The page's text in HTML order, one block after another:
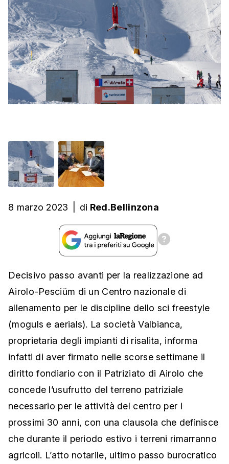
8 marzo 2023 di Red.Bellinzona
Decisivo passo avanti per la realizzazione ad
Airolo-Pesciüm di un Centro nazionale di
allenamento per le discipline dello sci freestyle
(moguls e aerials). La società Valbianca,
proprietaria degli impianti di risalita, informa
infatti di aver firmato nelle scorse settimane il
diritto fondiario con il Patriziato di Airolo che
concede l’usufrutto del terreno patriziale
necessario per le attività del centro per i
prossimi 30 anni, con una clausola che definisce
che durante il periodo estivo i terreni rimarranno
agricoli. L’atto notarile, ultimo passo burocratico